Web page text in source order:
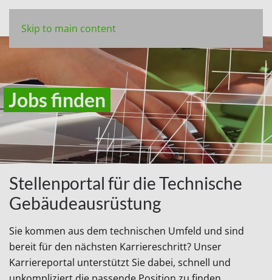
Skip to main content
Jobs finden
Stellenportal für die Technische
Gebäudeausrüstung
Sie kommen aus dem technischen Umfeld und sind
bereit für den nächsten Karriereschritt? Unser
Karriereportal unterstützt Sie dabei, schnell und